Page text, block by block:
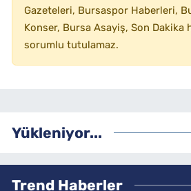
Gazeteleri, Bursaspor Haberleri,
Konser, Bursa Asayiş, Son Dakika
sorumlu tutulamaz.
Yükleniyor...
Trend Haberler